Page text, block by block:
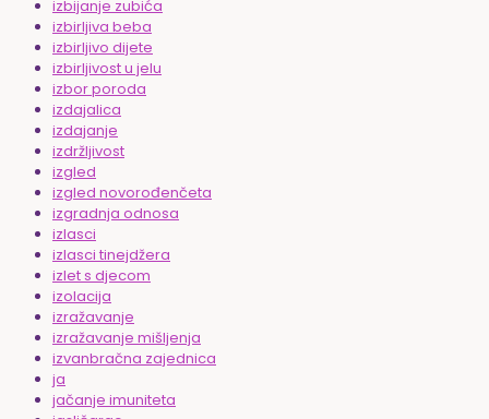
izbijanje zubića
izbirljiva beba
izbirljivo dijete
izbirljivost u jelu
izbor poroda
izdajalica
izdajanje
izdržljivost
izgled
izgled novorođenčeta
izgradnja odnosa
izlasci
izlasci tinejdžera
izlet s djecom
izolacija
izražavanje
izražavanje mišljenja
izvanbračna zajednica
ja
jačanje imuniteta